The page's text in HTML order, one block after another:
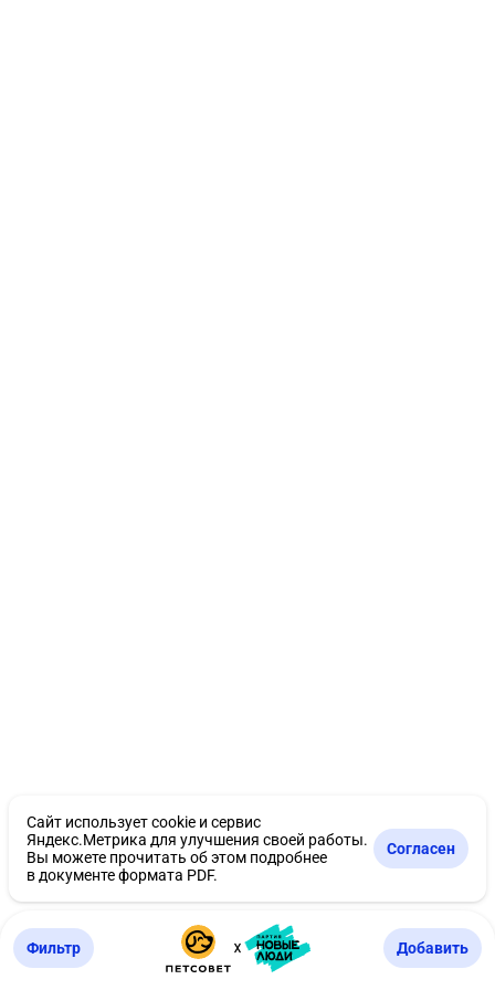
Фильтр Добавить
Сайт использует cookie и сервис
Яндекс.Метрика для улучшения своей работы.
Вы можете прочитать об этом подробнее
в документе формата PDF.
Согласен